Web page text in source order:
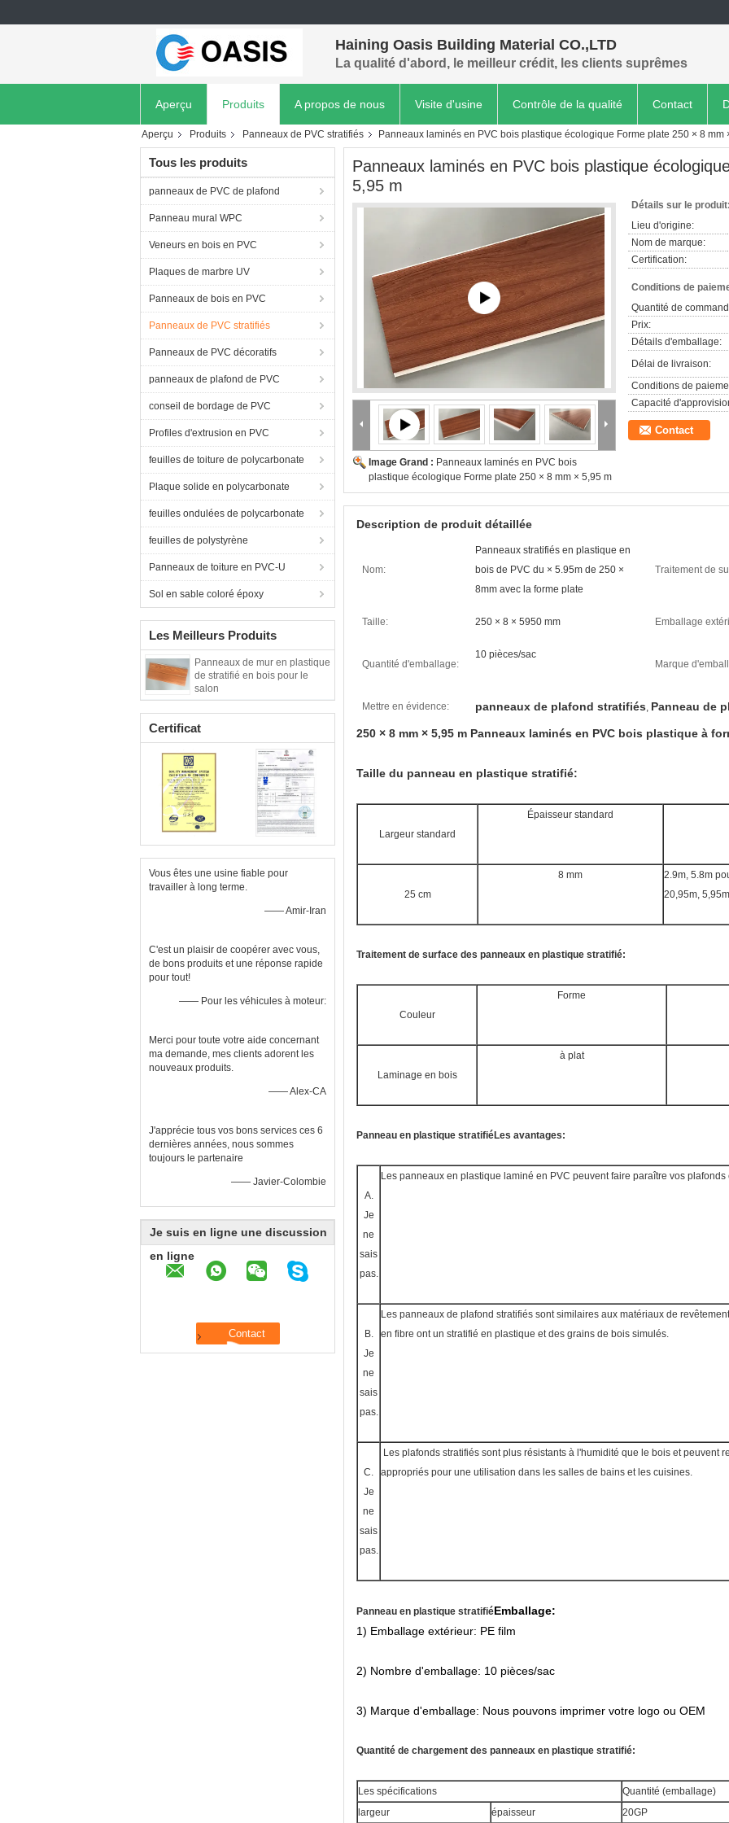
Haining Oasis Building Material CO.,LTD
La qualité d'abord, le meilleur crédit, les clients suprêmes
Aperçu Produits A propos de nous Visite d'usine Contrôle de la qualité Contact
Aperçu Produits Panneaux de PVC stratifiés Panneaux laminés en PVC bois plastique écologique Forme plate 250 × 8 mm
Tous les produits
panneaux de PVC de plafond
Panneau mural WPC
Veneurs en bois en PVC
Plaques de marbre UV
Panneaux de bois en PVC
Panneaux de PVC stratifiés
Panneaux de PVC décoratifs
panneaux de plafond de PVC
conseil de bordage de PVC
Profiles d'extrusion en PVC
feuilles de toiture de polycarbonate
Plaque solide en polycarbonate
feuilles ondulées de polycarbonate
feuilles de polystyrène
Panneaux de toiture en PVC-U
Sol en sable coloré époxy
Les Meilleurs Produits
Panneaux de mur en plastique
de stratifié en bois pour le
salon
Certificat
Vous êtes une usine fiable pour
travailler à long terme.
—— Amir-Iran
C'est un plaisir de coopérer avec vous,
de bons produits et une réponse rapide
pour tout!
—— Pour les véhicules à moteur:
Merci pour toute votre aide concernant
ma demande, mes clients adorent les
nouveaux produits.
—— Alex-CA
J'apprécie tous vos bons services ces 6
dernières années, nous sommes
toujours le partenaire
—— Javier-Colombie
Je suis en ligne une discussion
en ligne
Panneaux laminés en PVC bois plastique
5,95 m
Image Grand : Panneaux laminés en PVC bois
plastique écologique Forme plate 250 × 8 mm × 5,95 m
Détails sur le
Lieu d'origine:
Nom de marque:
Certification:
Conditions de
Quantité de
Prix:
Détails d'emballage:
Délai de livraison:
Conditions de
Capacité
Contact
Description de produit détaillée
Nom:
Panneaux stratifiés en plastique en
bois de PVC du × 5.95m de 250 ×
8mm avec la forme plate
Traitement de
Taille: 250 × 8 × 5950 mm Emballage
Quantité d'emballage:
10 pièces/sac
Marque
Mettre en évidence: panneaux de plafond stratifiés, Panneau de
250 × 8 mm × 5,95 m Panneaux laminés en PVC bois plastique à
Taille du panneau en plastique stratifié:
Largeur standard
Épaisseur standard
25 cm
8 mm
2.9m, 5.8m
20,95m,
Traitement de surface des panneaux en plastique stratifié:
Couleur
Forme
Laminage en bois
à plat
Panneau en plastique stratifiéLes avantages:
A.
Je
ne
sais
pas.
Les panneaux en plastique laminé en PVC peuvent faire paraître vos
B.
Je
ne
sais
pas.
Les panneaux de plafond stratifiés sont similaires aux matériaux de
en fibre ont un stratifié en plastique et des grains de bois simulés.
C.
Je
ne
sais
pas.
Les plafonds stratifiés sont plus résistants à l'humidité que le bois et peuvent
appropriés pour une utilisation dans les salles de bains et les cuisines.
Panneau en plastique stratifiéEmballage:
1) Emballage extérieur: PE film
2) Nombre d'emballage: 10 pièces/sac
3) Marque d'emballage: Nous pouvons imprimer votre logo ou OEM
Quantité de chargement des panneaux en plastique stratifié:
Les spécifications
Quantité (emballage)
largeur
épaisseur
20GP